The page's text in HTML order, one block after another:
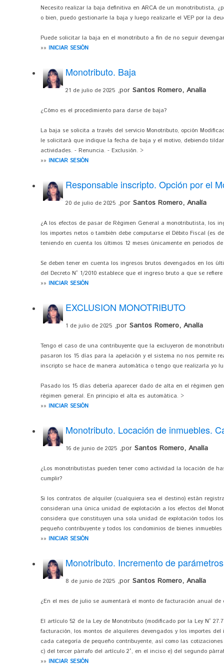
Necesito realizar la baja definitiva en ARCA de un monotributista,
o bien, puedo gestionarle la baja y luego realizarle el VEP por la
Puede solicitar la baja en el monotributo a fin de no seguir
»» INICIAR SESIÓN
Monotributo. Baja
21 de julio de 2025 ,por Santos Romero, Analía
¿Cómo es el procedimiento para darse de baja?
La baja se solicita a través del servicio Monotributo, opción
le solicitará que indique la fecha de baja y el motivo, debiendo
actividades. - Renuncia. - Exclusión. >
»» INICIAR SESIÓN
Responsable inscripto. Opción por el
20 de julio de 2025 ,por Santos Romero, Analía
¿A los efectos de pasar de Régimen General a monotributista, los
los importes netos o también debe computarse el Débito Fiscal (es
teniendo en cuenta los últimos 12 meses únicamente en periodos
Se deben tener en cuenta los ingresos brutos devengados en los
del Decreto N° 1/2010 establece que el ingreso bruto a que se
»» INICIAR SESIÓN
EXCLUSION MONOTRIBUTO
1 de julio de 2025 ,por Santos Romero, Analía
Tengo el caso de una contribuyente que la excluyeron de
pasaron los 15 días para la apelación y el sistema no nos permite
inscripto se hace de manera automática o tengo que realizarla yo
Pasado los 15 días debería aparecer dado de alta en el régimen
régimen general. En principio el alta es automática. >
»» INICIAR SESIÓN
Monotributo. Locación de inmuebles.
16 de junio de 2025 ,por Santos Romero, Analía
¿Los monotributistas pueden tener como actividad la locación de
cumplir?
Si los contratos de alquiler (cualquiera sea el destino) están
consideran una única unidad de explotación a los efectos del
considera que constituyen una sola unidad de explotación todos
pequeño contribuyente y todos los condominios de bienes
»» INICIAR SESIÓN
Monotributo. Incremento de parámetros
8 de junio de 2025 ,por Santos Romero, Analía
¿En el mes de julio se aumentará el monto de facturación anual
El artículo 52 de la Ley de Monotributo (modificado por la Ley N°
facturación, los montos de alquileres devengados y los importes
cada categoría de pequeño contribuyente, así como las
c) del tercer párrafo del artículo 2°, en el inciso e) del segundo
»» INICIAR SESIÓN